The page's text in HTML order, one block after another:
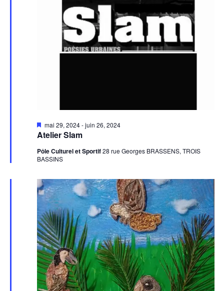
Atelier Slam
Mis
en
avant
mai 29, 2024-juin 26, 2024
Pôle Culturel et Sportif28 rue Georges BRASSENS, TROIS
BASSINS